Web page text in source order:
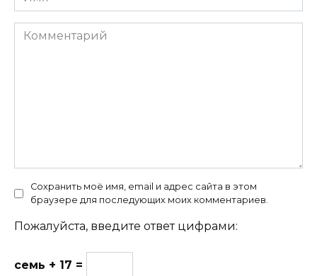
Комментарий
Сохранить моё имя, email и адрес сайта в этом
браузере для последующих моих комментариев.
Пожалуйста, введите ответ цифрами:
семь + 17 =